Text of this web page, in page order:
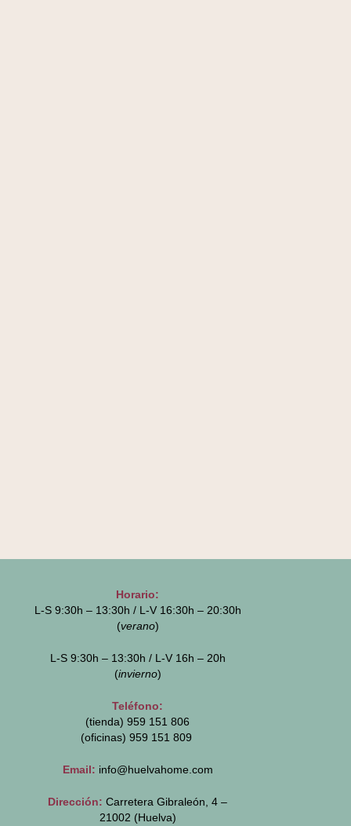
Horario:
L-S 9:30h – 13:30h / L-V 16:30h – 20:30h
(verano)
L-S 9:30h – 13:30h / L-V 16h – 20h
(invierno)
Teléfono:
(tienda) 959 151 806
(oficinas) 959 151 809
Email: info@huelvahome.com
Dirección: Carretera Gibraleón, 4 –
21002 (Huelva)